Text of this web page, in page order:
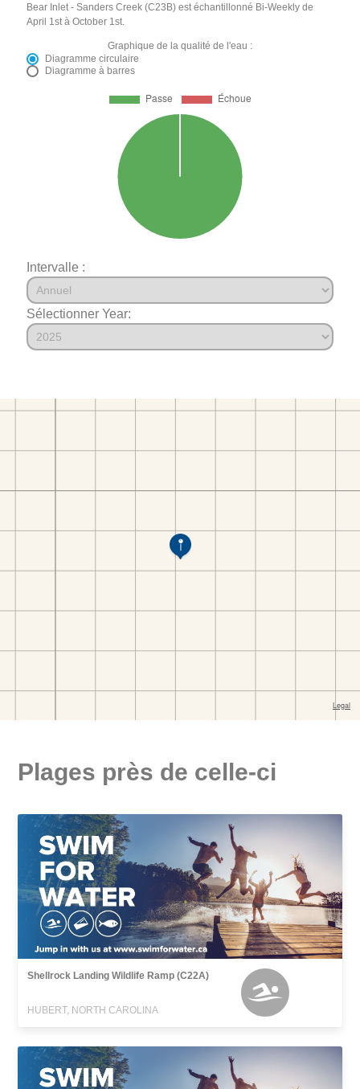
Bear Inlet - Sanders Creek (C23B) est échantillonné Bi-Weekly de
April 1st à October 1st.
Graphique de la qualité de l'eau :
Diagramme circulaire
Diagramme à barres
Intervalle :
Sélectionner Year:
Plages près de celle-ci
Shellrock Landing Wildlife Ramp (C22A)
HUBERT, NORTH CAROLINA